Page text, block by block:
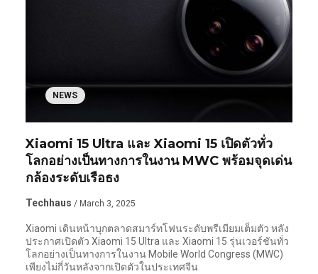
NEWS
Xiaomi 15 Ultra และ Xiaomi 15 เปิดตัวทั่ว
โลกอย่างเป็นทางการในงาน MWC พร้อมจุดเด่น
กล้องระดับเรือธง
Techhaus / March 3, 2025
Xiaomi เดินหน้าบุกตลาดสมาร์ทโฟนระดับพรีเมียมเต็มตัว หลัง
ประกาศเปิดตัว Xiaomi 15 Ultra และ Xiaomi 15 รุ่นเวอร์ชันทั่ว
โลกอย่างเป็นทางการในงาน Mobile World Congress (MWC)
เพียงไม่กี่วันหลังจากเปิดตัวในประเทศจีน